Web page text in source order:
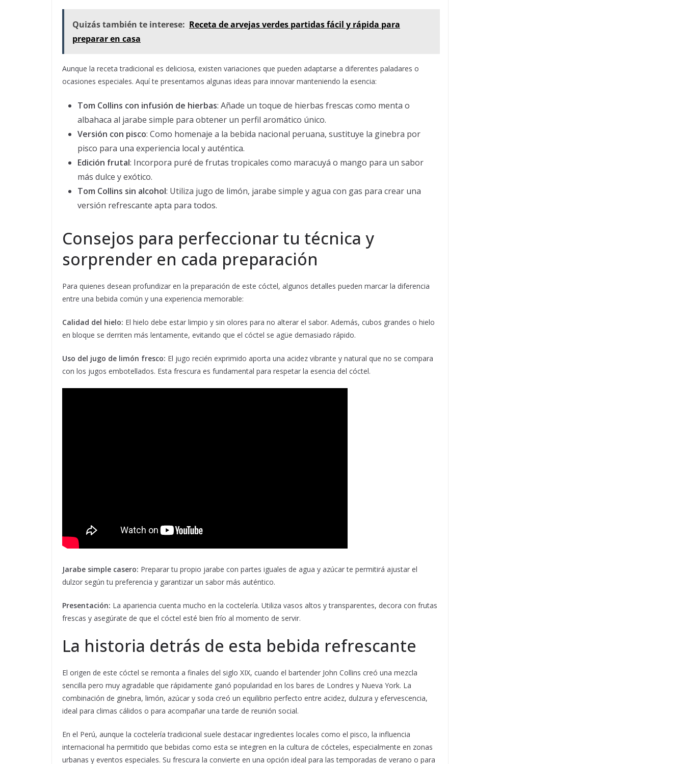
Quizás también te interese: Receta de arvejas verdes partidas fácil y rápida para
preparar en casa
Aunque la receta tradicional es deliciosa, existen variaciones que pueden adaptarse a diferentes paladares o
ocasiones especiales. Aquí te presentamos algunas ideas para innovar manteniendo la esencia:
Tom Collins con infusión de hierbas: Añade un toque de hierbas frescas como menta o
albahaca al jarabe simple para obtener un perfil aromático único.
Versión con pisco: Como homenaje a la bebida nacional peruana, sustituye la ginebra por
pisco para una experiencia local y auténtica.
Edición frutal: Incorpora puré de frutas tropicales como maracuyá o mango para un sabor
más dulce y exótico.
Tom Collins sin alcohol: Utiliza jugo de limón, jarabe simple y agua con gas para crear una
versión refrescante apta para todos.
Consejos para perfeccionar tu técnica y
sorprender en cada preparación
Para quienes desean profundizar en la preparación de este cóctel, algunos detalles pueden marcar la diferencia
entre una bebida común y una experiencia memorable:
Calidad del hielo: El hielo debe estar limpio y sin olores para no alterar el sabor. Además, cubos grandes o hielo
en bloque se derriten más lentamente, evitando que el cóctel se agüe demasiado rápido.
Uso del jugo de limón fresco: El jugo recién exprimido aporta una acidez vibrante y natural que no se compara
con los jugos embotellados. Esta frescura es fundamental para respetar la esencia del cóctel.
Jarabe simple casero: Preparar tu propio jarabe con partes iguales de agua y azúcar te permitirá ajustar el
dulzor según tu preferencia y garantizar un sabor más auténtico.
Presentación: La apariencia cuenta mucho en la coctelería. Utiliza vasos altos y transparentes, decora con frutas
frescas y asegúrate de que el cóctel esté bien frío al momento de servir.
La historia detrás de esta bebida refrescante
El origen de este cóctel se remonta a finales del siglo XIX, cuando el bartender John Collins creó una mezcla
sencilla pero muy agradable que rápidamente ganó popularidad en los bares de Londres y Nueva York. La
combinación de ginebra, limón, azúcar y soda creó un equilibrio perfecto entre acidez, dulzura y efervescencia,
ideal para climas cálidos o para acompañar una tarde de reunión social.
En el Perú, aunque la coctelería tradicional suele destacar ingredientes locales como el pisco, la influencia
internacional ha permitido que bebidas como esta se integren en la cultura de cócteles, especialmente en zonas
urbanas y eventos especiales. Su frescura la convierte en una opción ideal para las temporadas de verano o para